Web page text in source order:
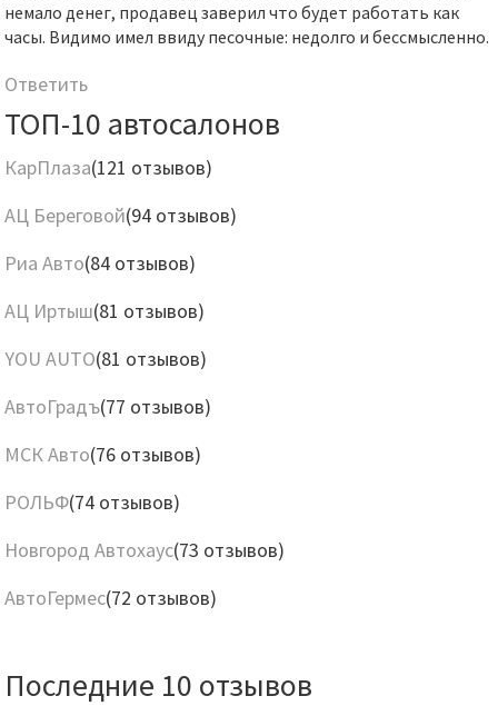
немало денег, продавец заверил что будет работать как
часы. Видимо имел ввиду песочные: недолго и бессмысленно.
Ответить
ТОП-10 автосалонов
КарПлаза(121 отзывов)
АЦ Береговой(94 отзывов)
Риа Авто(84 отзывов)
АЦ Иртыш(81 отзывов)
YOU AUTO(81 отзывов)
АвтоГрадъ(77 отзывов)
МСК Авто(76 отзывов)
РОЛЬФ(74 отзывов)
Новгород Автохаус(73 отзывов)
АвтоГермес(72 отзывов)
Последние 10 отзывов